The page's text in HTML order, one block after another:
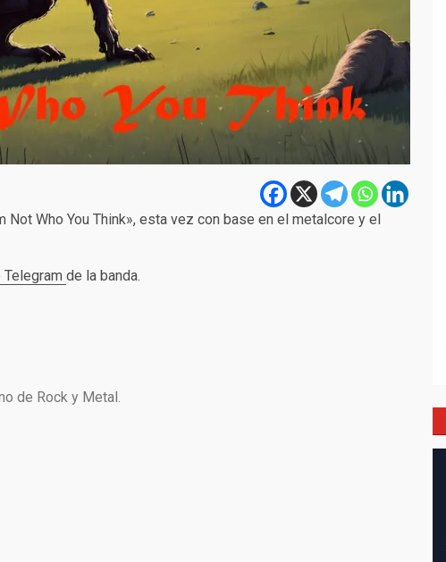
Not Who You Think», esta vez con base en el metalcore y el
Telegram de la banda.
de Rock y Metal.